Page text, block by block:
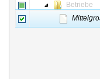
Betriebe